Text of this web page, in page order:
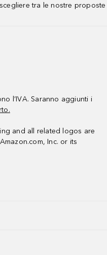
tra le nostre
l’IVA. Saranno aggiunti i
and all related logos are
Inc. or its